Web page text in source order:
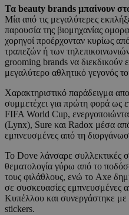
Τα beauty brands μπαίνουν στο
Μία από τις μεγαλύτερες
παρουσία της βιομηχανίας
χορηγοί προέρχονταν κυρίως
τραπεζών ή των
grooming brands να διεκδικούν
μεγαλύτερο αθλητικό γεγονός
Χαρακτηριστικό παράδειγμα
συμμετέχει για πρώτη φορά ως
FIFA World Cup,
(Lynx), Sure και Radox μέσα από
εμπνευσμένες από τη
Το Dove λάνσαρε συλλεκτικές
θεματολογία γύρω από το
τους φιλάθλους, ενώ το Axe
σε συσκευασίες εμπνευσμένες
Κυπέλλου και συνεργάστηκε με
stickers.